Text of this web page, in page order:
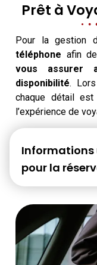
Prêt à
Pour la gestion
téléphone afin
vous assurer
disponibilité.
chaque détail
l’expérience de
Informations
pour la